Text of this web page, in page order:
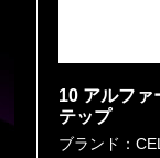
10 アルフ
テップ
ブランド：